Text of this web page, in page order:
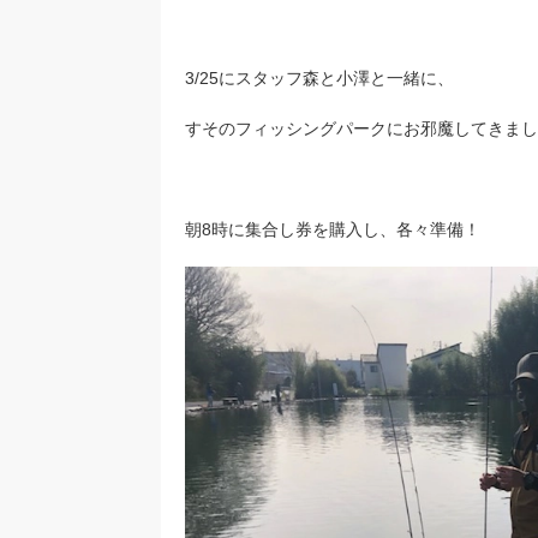
3/25にスタッフ森と小澤と一緒に、
すそのフィッシングパークにお邪魔してきま
朝8時に集合し券を購入し、各々準備！